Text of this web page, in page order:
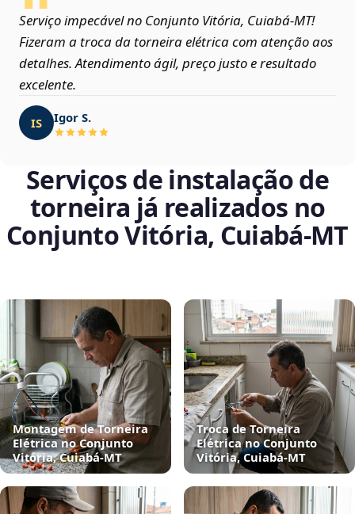
Serviço impecável no Conjunto Vitória, Cuiabá‑MT!
Fizeram a troca da torneira elétrica com atenção aos
detalhes. Atendimento ágil, preço justo e resultado
excelente.
IS Igor S.
Serviços de instalação de
torneira já realizados no
Conjunto Vitória, Cuiabá‑MT
Montagem de Torneira
Elétrica no Conjunto
Vitória, Cuiabá‑MT
Troca de Torneira
Elétrica no Conjunto
Vitória, Cuiabá‑MT